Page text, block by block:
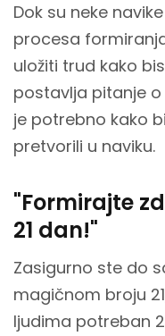
Dok su neke
procesa
uložiti trud kako
postavlja pitanje
je potrebno kako
pretvorili u naviku.
"Formirajte
21 dan!"
Zasigurno ste do
magičnom broju
ljudima potreban